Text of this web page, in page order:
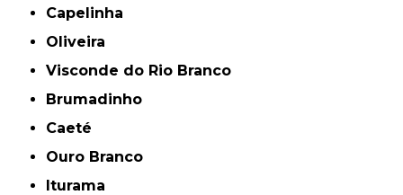
Capelinha
Oliveira
Visconde do Rio Branco
Brumadinho
Caeté
Ouro Branco
Iturama